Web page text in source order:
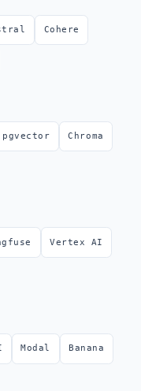
Cohere
pgvector Chroma
Vertex AI
Modal Banana